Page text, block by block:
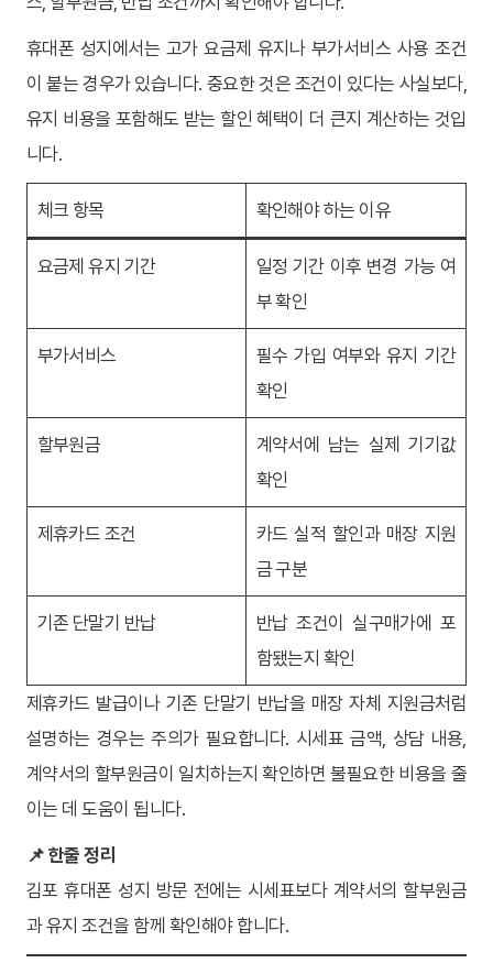
휴대폰 성지에서는 고가 요금제 유지나 부가서비스 사용 조건
이 붙는 경우가 있습니다. 중요한 것은 조건이 있다는 사실보다,
유지 비용을 포함해도 받는 할인 혜택이 더 큰지 계산하는 것입
니다.
체크 항목 확인해야 하는 이유
요금제 유지 기간
일정 기간 이후 변경 가능 여
부 확인
부가서비스
필수 가입 여부와 유지 기간
확인
할부원금
계약서에 남는 실제 기기값
확인
제휴카드 조건
카드 실적 할인과 매장 지원
금 구분
기존 단말기 반납
반납 조건이 실구매가에 포
함됐는지 확인
제휴카드 발급이나 기존 단말기 반납을 매장 자체 지원금처럼
설명하는 경우는 주의가 필요합니다. 시세표 금액, 상담 내용,
계약서의 할부원금이 일치하는지 확인하면 불필요한 비용을 줄
이는 데 도움이 됩니다.
📌 한줄 정리
김포 휴대폰 성지 방문 전에는 시세표보다 계약서의 할부원금
과 유지 조건을 함께 확인해야 합니다.